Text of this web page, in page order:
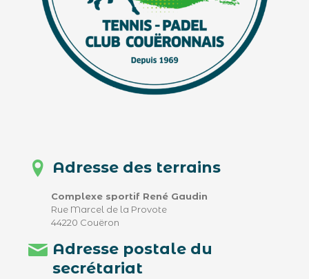
Adresse des terrains
Complexe sportif René Gaudin
Rue Marcel de la Provote
44220 Couëron
Adresse postale du
secrétariat